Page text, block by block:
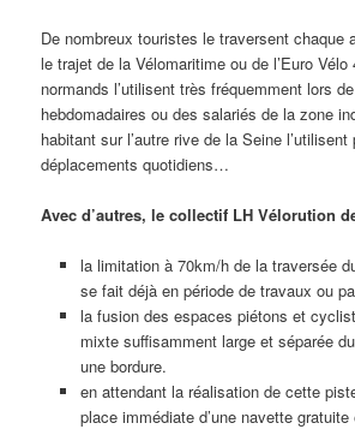
De nombreux touristes le traversent chaque
le trajet de la Vélomaritime ou de l’Euro
normands l’utilisent très fréquemment lors
hebdomadaires ou des salariés de la zone
habitant sur l’autre rive de la Seine l’utilisent
déplacements quotidiens…
Avec d’autres, le collectif LH Vélorution
la limitation à 70km/h de la traversée
se fait déjà en période de travaux ou
la fusion des espaces piétons et
mixte suffisamment large et séparée
une bordure.
en attendant la réalisation de cette
place immédiate d’une navette